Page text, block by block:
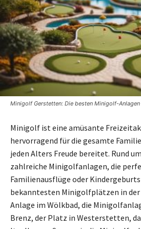
Minigolf Gerstetten: Die besten Minigolf-
Minigolf ist eine amüsante
hervorragend für die gesamte
jeden Alters Freude bereitet. Rund
zahlreiche Minigolfanlagen, die
Familienausflüge oder
bekanntesten Minigolfplätzen in der
Anlage im Wölkbad, die
Brenz, der Platz in Westerstetten,